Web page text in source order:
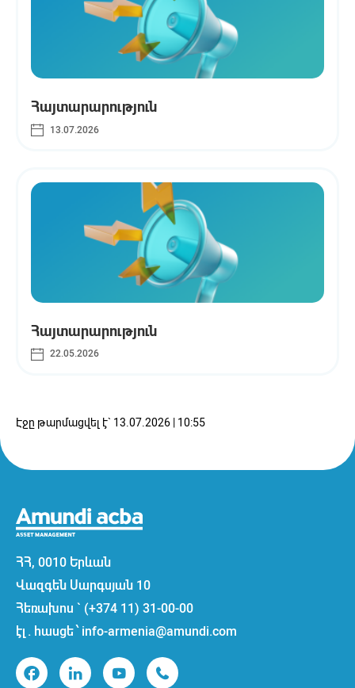
Հայտարարություն
13.07.2026
Հայտարարություն
22.05.2026
Էջը թարմացվել է` 13.07.2026 | 10:55
ՀՀ, 0010 Երևան
Վազգեն Սարգսյան 10
Հեռախոս ` (+374 11) 31-00-00
էլ. հասցե ՝ info-armenia@amundi.com